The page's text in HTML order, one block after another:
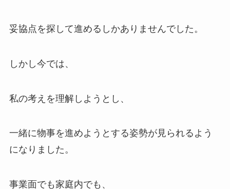
妥協点を探して進めるしかありませんでした。
しかし今では、
私の考えを理解しようとし、
一緒に物事を進めようとする姿勢が見られるよう
になりました。
事業面でも家庭内でも、